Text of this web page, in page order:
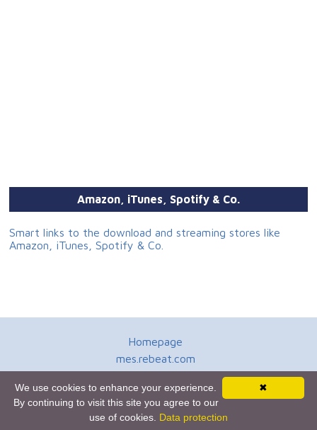
Amazon, iTunes, Spotify & Co.
Smart links to the download and streaming stores like
Amazon, iTunes, Spotify & Co.
Homepage
mes.rebeat.com
Terms of Use
Newsletter
✖
We use cookies to enhance your experience.
By continuing to visit this site you agree to our
use of cookies. Data protection